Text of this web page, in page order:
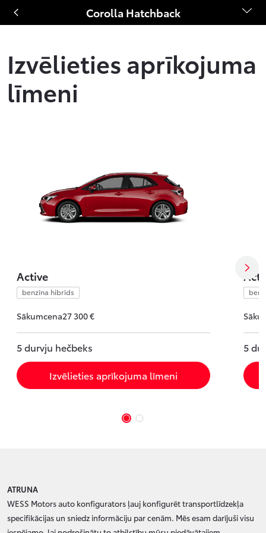
Corolla Hatchback
Izvēlieties aprīkojuma
līmeni
Active
benzīna hibrīds
Sākumcena27 300 €
5 durvju hečbeks
Izvēlieties aprīkojuma līmeni
5
ATRUNA
WESS Motors auto konfigurators ļauj konfigurēt transportlīdzekļa
specifikācijas un sniedz informāciju par cenām. Mēs esam darījuši visu